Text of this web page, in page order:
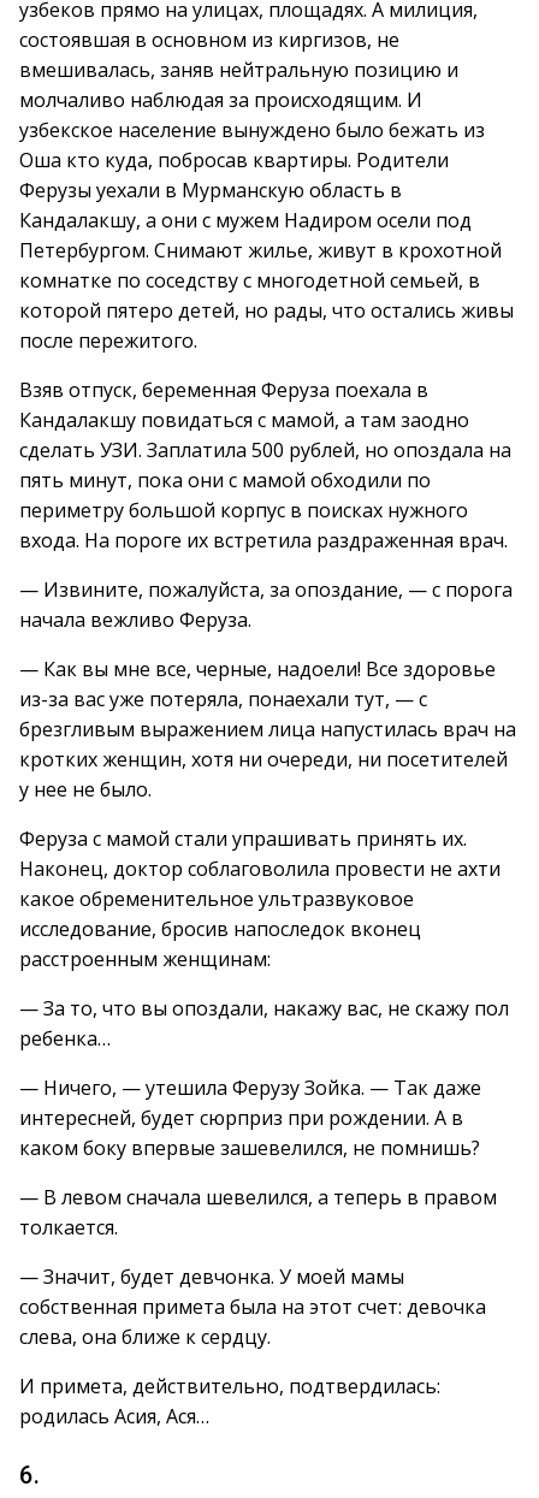
узбеков прямо на улицах, площадях. А милиция,
состоявшая в основном из киргизов, не
вмешивалась, заняв нейтральную позицию и
молчаливо наблюдая за происходящим. И
узбекское население вынуждено было бежать из
Оша кто куда, побросав квартиры. Родители
Ферузы уехали в Мурманскую область в
Кандалакшу, а они с мужем Надиром осели под
Петербургом. Снимают жилье, живут в крохотной
комнатке по соседству с многодетной семьей, в
которой пятеро детей, но рады, что остались живы
после пережитого.
Взяв отпуск, беременная Феруза поехала в
Кандалакшу повидаться с мамой, а там заодно
сделать УЗИ. Заплатила 500 рублей, но опоздала на
пять минут, пока они с мамой обходили по
периметру большой корпус в поисках нужного
входа. На пороге их встретила раздраженная врач.
— Извините, пожалуйста, за опоздание, — с порога
начала вежливо Феруза.
— Как вы мне все, черные, надоели! Все здоровье
из-за вас уже потеряла, понаехали тут, — с
брезгливым выражением лица напустилась врач на
кротких женщин, хотя ни очереди, ни посетителей
у нее не было.
Феруза с мамой стали упрашивать принять их.
Наконец, доктор соблаговолила провести не ахти
какое обременительное ультразвуковое
исследование, бросив напоследок вконец
расстроенным женщинам:
— За то, что вы опоздали, накажу вас, не скажу пол
ребенка…
— Ничего, — утешила Ферузу Зойка. — Так даже
интересней, будет сюрприз при рождении. А в
каком боку впервые зашевелился, не помнишь?
— В левом сначала шевелился, а теперь в правом
толкается.
— Значит, будет девчонка. У моей мамы
собственная примета была на этот счет: девочка
слева, она ближе к сердцу.
И примета, действительно, подтвердилась:
родилась Асия, Ася…
6.